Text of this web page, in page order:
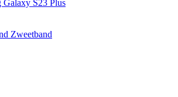
Galaxy S23 Plus
Zweetband